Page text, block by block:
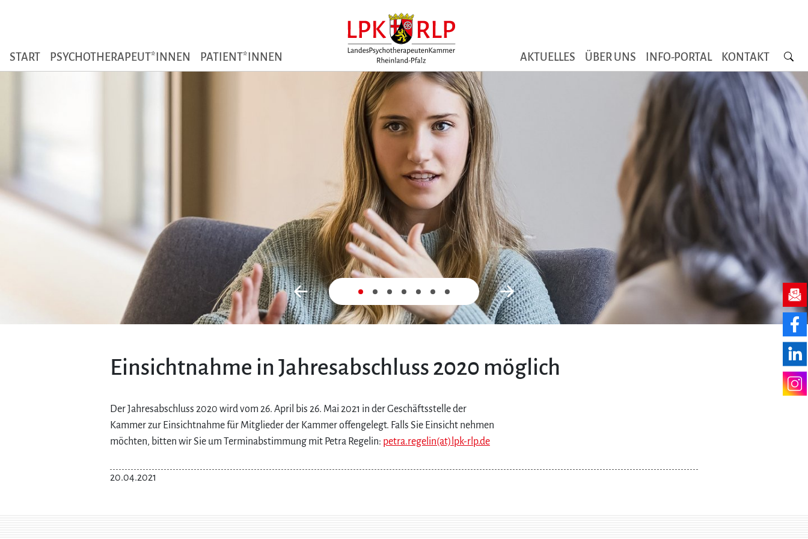
START PSYCHOTHERAPEUT*INNEN PATIENT*INNEN AKTUELLES ÜBER UNS INFO-PORTAL KONTAKT
Zurück Next
Einsichtnahme in Jahresabschluss 2020 möglich
Der Jahresabschluss 2020 wird vom 26. April bis 26. Mai 2021 in der Geschäftsstelle der
Kammer zur Einsichtnahme für Mitglieder der Kammer offengelegt. Falls Sie Einsicht nehmen
möchten, bitten wir Sie um Terminabstimmung mit Petra Regelin: petra.regelin(at)lpk-rlp.de
20.04.2021